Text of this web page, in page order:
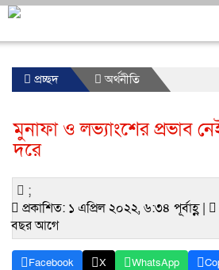
প্রচ্ছদ অর্থনীতি
মুনাফা ও লভ্যাংশের প্রভাব
দরে
;
প্রকাশিত: ১ এপ্রিল ২০২২, ৬:৩৪ পূর্বাহ্ণ |
বছর আগে
Facebook X WhatsApp